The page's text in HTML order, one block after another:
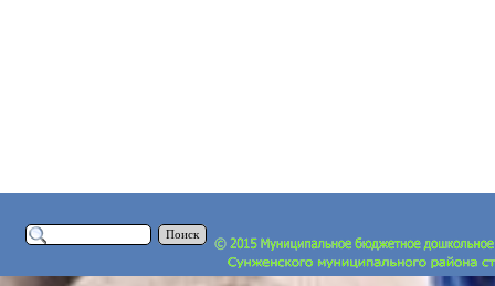
Поиск